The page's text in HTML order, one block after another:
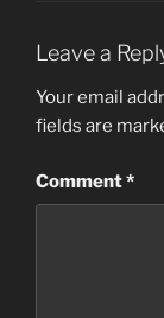
Leave a
Your email
fields are
Comment*